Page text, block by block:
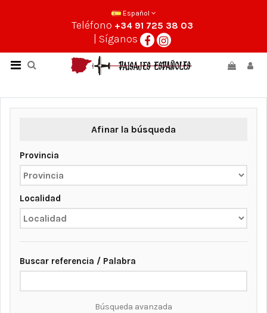
Español
Teléfono +34 91 725 38 03
| Síganos
Afinar la búsqueda
Provincia
Localidad
Buscar referencia / Palabra
Búsqueda avanzada